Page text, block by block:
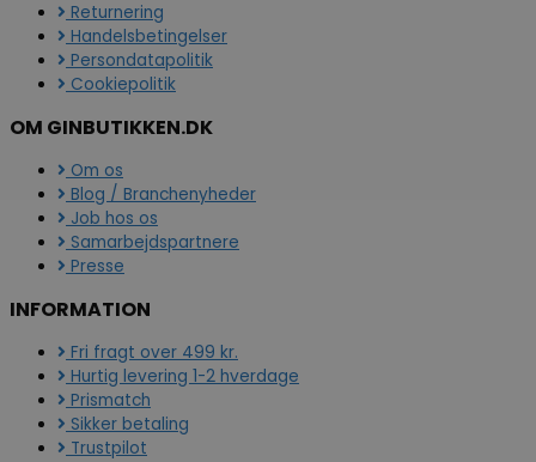
Returnering
Handelsbetingelser
Persondatapolitik
Cookiepolitik
OM GINBUTIKKEN.DK
Om os
Blog / Branchenyheder
Job hos os
Samarbejdspartnere
Presse
INFORMATION
Fri fragt over 499 kr.
Hurtig levering 1-2 hverdage
Prismatch
Sikker betaling
Trustpilot